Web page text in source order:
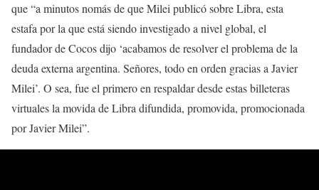
que “a minutos nomás de que Milei publicó sobre Libra, esta
estafa por la que está siendo investigado a nivel global, el
fundador de Cocos dijo ‘acabamos de resolver el problema de la
deuda externa argentina. Señores, todo en orden gracias a Javier
Milei’. O sea, fue el primero en respaldar desde estas billeteras
virtuales la movida de Libra difundida, promovida, promocionada
por Javier Milei”.